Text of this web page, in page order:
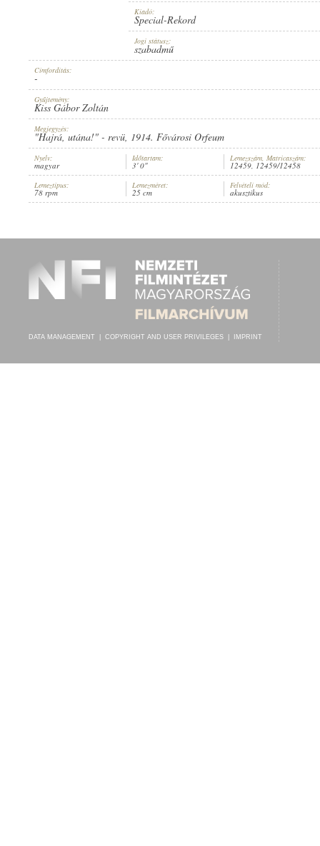
ARTIST: FERENCZY KÁROLY ,ISMERETLEN ZENEKAR
SPECIAL-REKORD
RECORD NUMBER:
Kiadó:
Special-Rekord
Jogi státusz:
szabadmű
Címfordítás:
-
Gyűjtemény:
Kiss Gábor Zoltán
Megjegyzés:
"Hajrá, utána!" - revü, 1914. Fővárosi Orfeum
Nyelv:
magyar
Időtartam:
3' 0"
Lemezszám, Matricaszám:
12459, 12459/12458
Lemeztípus:
78 rpm
Lemezméret:
25 cm
Felvételi mód:
akusztikus
DATA MANAGEMENT COPYRIGHT AND USER PRIVILEGES IMPRINT